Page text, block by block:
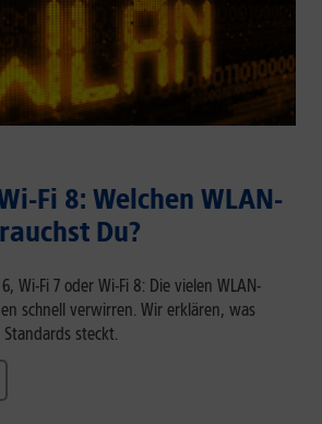
Fi 8: Welchen WLAN-
Du?
Wi-Fi 7 oder Wi-Fi 8: Die vielen WLAN-
schnell verwirren. Wir erklären, was
steckt.